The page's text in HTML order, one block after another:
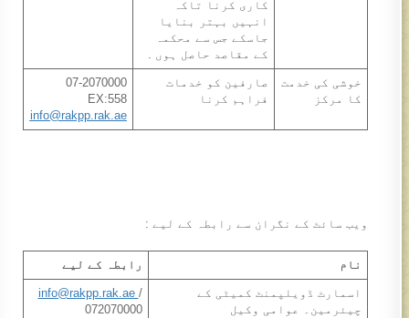
کاری کرنا تاکہ
انہيں بہتر بنايا
جاسکے جس سے محکمہ
کے مقاصد حاصل ہوں .
خوشی کی خدمت
کا مرکز​
صارفین کو خدمات
فراہم کرنا​
07-2070000
EX:558
info@rakpp.rak.ae
ويب سائٹ کے نگران سے رابطہ کے ليے :
نام رابطہ کے ليے
اسمارٹ ڈویلپمنٹ کمیٹی کے
چیئرمین۔ عوامی وکیل
info@rakpp.rak.ae /
072070000